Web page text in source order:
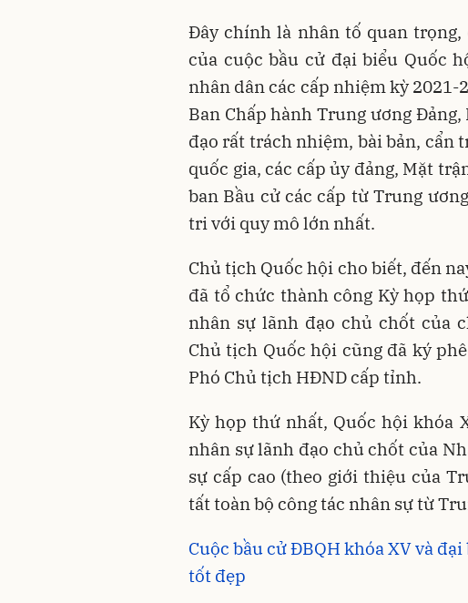
Đây chính là nhân tố quan
của cuộc bầu cử đại biểu Quốc
nhân dân các cấp nhiệm kỳ 2021-
Ban Chấp hành Trung ương
đạo rất trách nhiệm, bài bản, cẩn
quốc gia, các cấp ủy đảng, Mặt
ban Bầu cử các cấp từ Trung
tri với quy mô lớn nhất.
Chủ tịch Quốc hội cho biết, đến
đã tổ chức thành công Kỳ họp
nhân sự lãnh đạo chủ chốt của
Chủ tịch Quốc hội cũng đã ký
Phó Chủ tịch HĐND cấp tỉnh.
Kỳ họp thứ nhất, Quốc hội khóa
nhân sự lãnh đạo chủ chốt của
sự cấp cao (theo giới thiệu của
tất toàn bộ công tác nhân sự từ
Cuộc bầu cử ĐBQH khóa XV và
tốt đẹp